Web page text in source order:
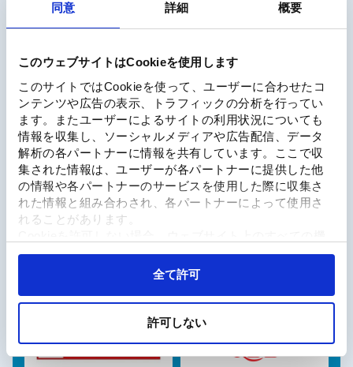
同意 詳細 概要
このウェブサイトはCookieを使用します
このサイトではCookieを使って、ユーザーに合わせたコ
ンテンツや広告の表示、トラフィックの分析を行ってい
ます。またユーザーによるサイトの利用状況についても
情報を収集し、ソーシャルメディアや広告配信、データ
解析の各パートナーに情報を共有しています。ここで収
集された情報は、ユーザーが各パートナーに提供した他
の情報や各パートナーのサービスを使用した際に収集さ
れた情報と組み合わされ、各パートナーによって使用さ
れることがあります。
能やコンテンツに完全にアクセスできなくなる可能性が
全て許可
許可しない
Sponsor